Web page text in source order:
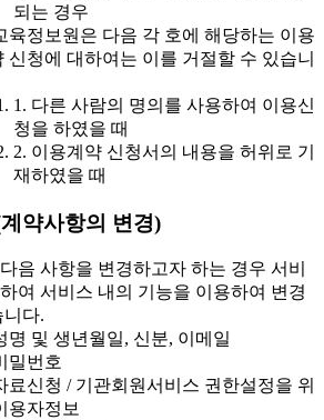
되는 경우
정보원은 다음 각 호에 해당하는 이용
신청에 대하여는 이를 거절할 수 있습니
1. 다른 사람의 명의를 사용하여 이용신
청을 하였을 때
2. 이용계약 신청서의 내용을 허위로 기
재하였을 때
약사항의 변경)
음 사항을 변경하고자 하는 경우 서비
여 서비스 내의 기능을 이용하여 변경
니다.
및 생년월일, 신분, 이메일
번호
신청 / 기관회원서비스 권한설정을 위
용자정보